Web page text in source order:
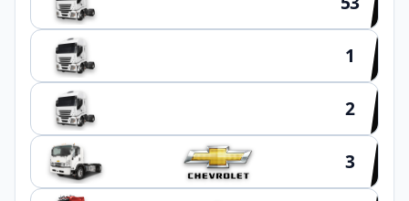
1
2
3